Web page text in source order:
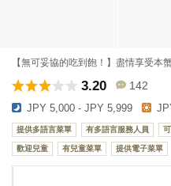
【無可妥協的吃到飽！】盡情享受本
3.20 142
JPY 5,000 - JPY 5,999
提供多語言菜單 有多語言服務人員
歡迎兒童 有兒童菜單 提供電子菜單